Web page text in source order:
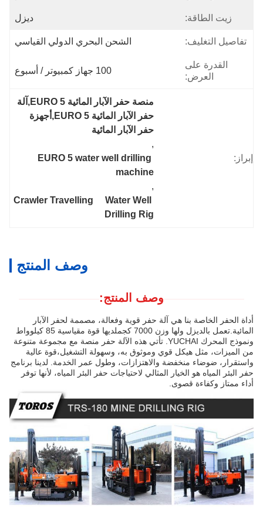
زيت الطاقة: ديزل
تفاصيل التغليف: الشحن البحري الدولي القياسي
القدرة على
العرض:
100 جهاز كمبيوتر / أسبوع
إبراز:
منصة حفر الآبار المائية EURO 5,آلة
حفر الآبار المائية EURO 5,أجهزة
حفر الآبار المائية
,
EURO 5 water well drilling
machine
,
Crawler Travelling     Water Well
Drilling Rig
وصف المنتج
وصف المنتج:
أداة الحفر الخاصة بنا هي آلة حفر قوية وفعالة، مصممة لحفر الآبار
المائية.تعمل بالديزل ولها وزن 7000 كجملديها قوة مقياسية 85 كيلوواط
ونموذج المحرك YUCHAI. تأتي هذه الآلة حفر منصة مع مجموعة متنوعة
من الميزات، مثل هيكل قوي وموثوق به، وسهولة التشغيل،قوة عالية
واستقرار، ضوضاء منخفضة والاهتزازات، وطول عمر الخدمة. لدينا برنامج
حفر البئر المياه هو الخيار المثالي لاحتياجات حفر البئر المياه، لأنها توفر
أداء ممتاز وكفاءة قصوى.